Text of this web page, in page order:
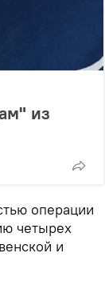
из
операции
четырех
и